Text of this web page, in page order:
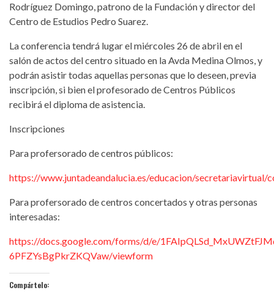
Rodríguez Domingo, patrono de la Fundación y director del
Centro de Estudios Pedro Suarez.
La conferencia tendrá lugar el miércoles 26 de abril en el
salón de actos del centro situado en la Avda Medina Olmos, y
podrán asistir todas aquellas personas que lo deseen, previa
inscripción, si bien el profesorado de Centros Públicos
recibirá el diploma de asistencia.
Inscripciones
Para profersorado de centros públicos:
https://www.juntadeandalucia.es/educacion/secretariavirtual/
Para profersorado de centros concertados y otras personas
interesadas:
https://docs.google.com/forms/d/e/
6PFZYsBgPkrZKQVaw/viewform
Compártelo: